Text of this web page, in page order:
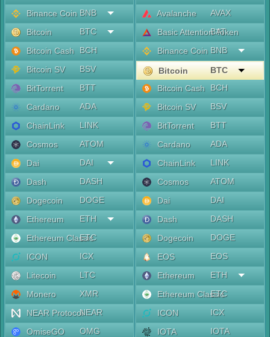
Binance Coin BNB
Bitcoin
BTC
Bitcoin Cash
BCH
Bitcoin SV
BSV
BitTorrent
BTT
Cardano
ADA
ChainLink
LINK
Cosmos
ATOM
Dai
DAI
Dash
DASH
Dogecoin
DOGE
Ethereum
ETH
Ethereum Classic
ETC
ICON
ICX
Litecoin
LTC
Monero
XMR
NEAR ProtocolNEAR
OmiseGO
OMG
Avalanche
AVAX
Basic Attention Token
BAT
Binance Coin BNB
Bitcoin
BTC
Bitcoin Cash
BCH
Bitcoin SV
BSV
BitTorrent
BTT
Cardano
ADA
ChainLink
LINK
Cosmos
ATOM
Dai
DAI
Dash
DASH
Dogecoin
DOGE
EOS
EOS
Ethereum
ETH
Ethereum Classic
ETC
ICON
ICX
IOTA
IOTA